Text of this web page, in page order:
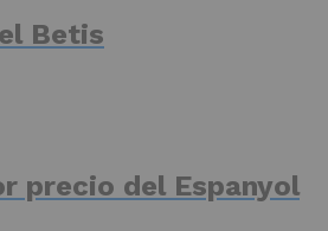
Betis
precio del Espanyol